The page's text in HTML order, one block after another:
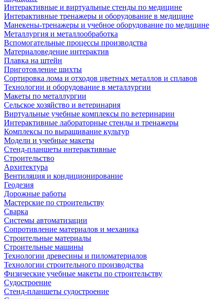
Интерактивные и виртуальные стенды по медицине
Интерактивные тренажеры и оборудование в медицине
Манекены-тренажеры и учебное оборудование по медицине
Металлургия и металлообработка
Вспомогательные процессы производства
Материаловедение интерактив
Плавка на штейн
Приготовление шихты
Сортировка лома и отходов цветных металлов и сплавов
Технологии и оборудование в металлургии
Макеты по металлургии
Сельское хозяйство и ветеринария
Виртуальные учебные комплексы по ветеринарии
Интерактивные лабораторные стенды и тренажеры
Комплексы по выращивание культур
Модели и учебные макеты
Стенд-планшеты интерактивные
Строительство
Архитектура
Вентиляция и кондиционирование
Геодезия
Дорожные работы
Мастерские по строительству
Сварка
Системы автоматизации
Сопротивление материалов и механика
Строительные материалы
Строительные машины
Технологии древесины и пиломатериалов
Технологии строительного производства
Физические учебные макеты по строительству
Судостроение
Стенд-планшеты судостроение